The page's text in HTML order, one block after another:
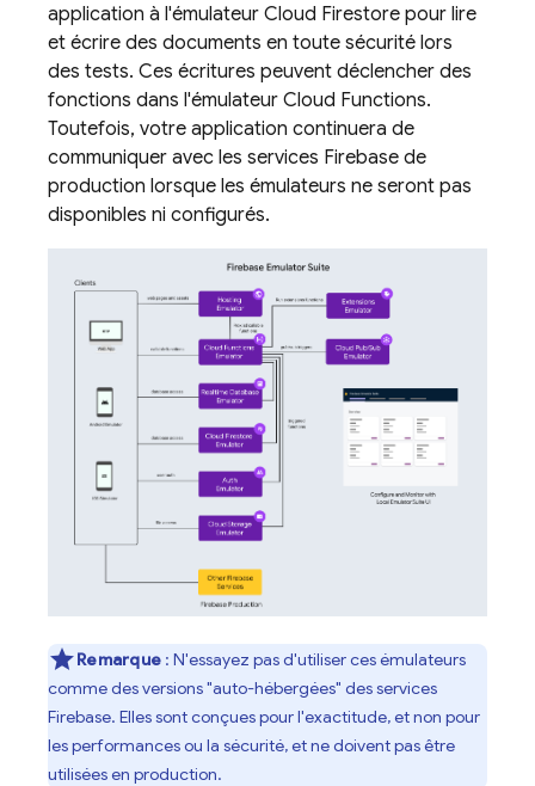
application à l'émulateur Cloud Firestore pour lire
et écrire des documents en toute sécurité lors
des tests. Ces écritures peuvent déclencher des
fonctions dans l'émulateur Cloud Functions.
Toutefois, votre application continuera de
communiquer avec les services Firebase de
production lorsque les émulateurs ne seront pas
disponibles ni configurés.
Remarque : N'essayez pas d'utiliser ces émulateurs
comme des versions "auto-hébergées" des services
Firebase. Elles sont conçues pour l'exactitude, et non pour
les performances ou la sécurité, et ne doivent pas être
utilisées en production.